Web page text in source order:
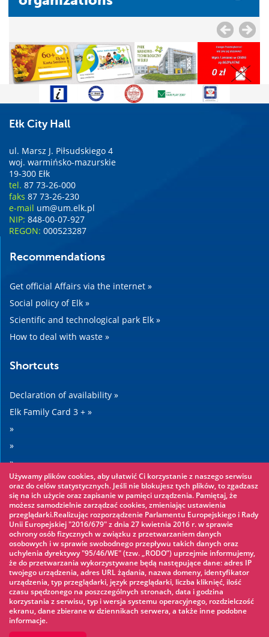
Ełk City Hall
ul. Marsz J. Piłsudskiego 4
woj. warmińsko-mazurskie
19-300 Ełk
tel. 87 73-26-000
faks 87 73-26-230
e-mail um@um.elk.pl
NIP: 848-00-07-927
REGON: 000523287
Recommendations
Get official Affairs via the internet »
Social policy of Elk »
Scientific and technological park Elk »
How to deal with waste »
Shortcuts
Declaration of availability »
Elk Family Card 3 + »
»
»
»
»
Worth seeing
Rope park »
Water Park »
Ice skating rink »
KINOECK »
Museum »
Używamy plików cookies, aby ułatwić Ci korzystanie z naszego serwisu
oraz do celów statystycznych. Jeśli nie blokujesz tych plików, to zgadzasz
się na ich użycie oraz zapisanie w pamięci urządzenia. Pamiętaj, że
możesz samodzielnie zarządzać cookies, zmieniając ustawienia
przeglądarki.Realizując rozporządzenie Parlamentu Europejskiego i Rady
Unii Europejskiej "2016/679" z dnia 27 kwietnia 2016 r. w sprawie
ochrony osób fizycznych w związku z przetwarzaniem danych
osobowych i w sprawie swobodnego przepływu takich danych oraz
uchylenia dyrektywy "95/46/WE" (tzw. „RODO”) uprzejmie informujemy,
że do przetwarzania wykorzystywane będą następujące dane: adres IP
twojego urządzenia, adres URL żądania, nazwa domeny, identyfikator
urządzenia, typ przeglądarki, język przeglądarki, liczba kliknięć, ilość
czasu spędzonego na poszczególnych stronach, data i godzina
korzystania z serwisu, typ i wersja systemu operacyjnego, rozdzielczość
ekranu, dane zbierane w dziennikach serwera, a także inne podobne
informacje.